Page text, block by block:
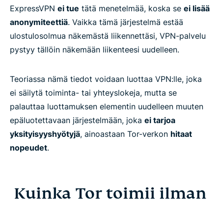
ExpressVPN ei tue tätä menetelmää, koska se ei lisää
anonymiteettiä. Vaikka tämä järjestelmä estää
ulostulosolmua näkemästä liikennettäsi, VPN-palvelu
pystyy tällöin näkemään liikenteesi uudelleen.
Teoriassa nämä tiedot voidaan luottaa VPN:lle, joka
ei säilytä toiminta- tai yhteyslokeja, mutta se
palauttaa luottamuksen elementin uudelleen muuten
epäluotettavaan järjestelmään, joka ei tarjoa
yksityisyyshyötyjä, ainoastaan Tor-verkon hitaat
nopeudet.
Kuinka Tor toimii ilman